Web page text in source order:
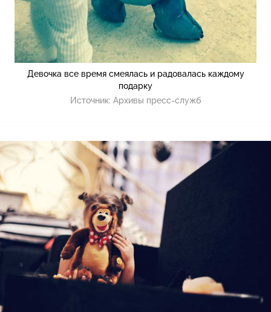
Девочка все время смеялась и радовалась каждому
подарку
Источник: Архивы пресс-служб